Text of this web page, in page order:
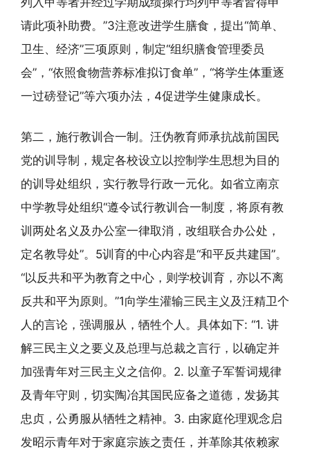
请此项补助费。”3注意改进学生膳食，提出“简单、
卫生、经济”三项原则，制定“组织膳食管理委员
会”，“依照食物营养标准拟订食单”，“将学生体重逐
一过磅登记”等六项办法，4促进学生健康成长。
第二，施行教训合一制。汪伪教育师承抗战前国民
党的训导制，规定各校设立以控制学生思想为目的
的训导处组织，实行教导行政一元化。如省立南京
中学教导处组织“遵令试行教训合一制度，将原有教
训两处名义及办公室一律取消，改组联合办公处，
定名教导处”。5训育的中心内容是“和平反共建国”。
“以反共和平为教育之中心，则学校训育，亦以不离
反共和平为原则。”1向学生灌输三民主义及汪精卫个
人的言论，强调服从，牺牲个人。具体如下: “1. 讲
解三民主义之要义及总理与总裁之言行，以确定并
加强青年对三民主义之信仰。2. 以童子军誓词规律
及青年守则，切实陶冶其国民应备之道德，发扬其
忠贞，公勇服从牺牲之精神。3. 由家庭伦理观念启
发昭示青年对于家庭宗族之责任，并革除其依赖家